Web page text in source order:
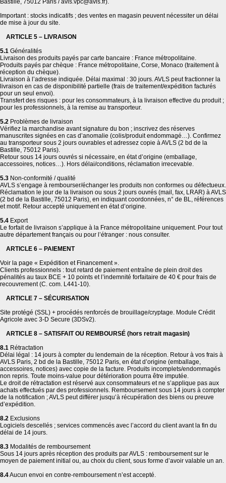
Bastille, 75012 Paris / avls.vpc@avls.fr).
Important : stocks indicatifs ; des ventes en magasin peuvent nécessiter un délai
de mise à jour du site.
ARTICLE 5 – LIVRAISON
5.1 Généralités
Livraison des produits payés par carte bancaire : France métropolitaine.
Produits payés par chèque : France métropolitaine, Corse, Monaco (traitement à
réception du chèque).
Livraison à l’adresse indiquée. Délai maximal : 30 jours. AVLS peut fractionner la
livraison en cas de disponibilité partielle (frais de traitement/expédition facturés
pour un seul envoi).
Transfert des risques : pour les consommateurs, à la livraison effective du produit ;
pour les professionnels, à la remise au transporteur.
5.2 Problèmes de livraison
Vérifiez la marchandise avant signature du bon ; inscrivez des réserves
manuscrites signées en cas d’anomalie (colis/produit endommagé…). Confirmez
au transporteur sous 2 jours ouvrables et adressez copie à AVLS (2 bd de la
Bastille, 75012 Paris).
Retour sous 14 jours ouvrés si nécessaire, en état d’origine (emballage,
accessoires, notices…). Hors délai/conditions, réclamation irrecevable.
5.3 Non-conformité / qualité
AVLS s’engage à rembourser/échanger les produits non conformes ou défectueux.
Réclamation le jour de la livraison ou sous 2 jours ouvrés (mail, fax, LRAR) à AVLS
(2 bd de la Bastille, 75012 Paris), en indiquant coordonnées, n° de BL, références
et motif. Retour accepté uniquement en état d’origine.
5.4 Export
Le forfait de livraison s’applique à la France métropolitaine uniquement. Pour tout
autre département français ou pour l’étranger : nous consulter.
ARTICLE 6 – PAIEMENT
Voir la page « Expédition et Financement ».
Clients professionnels : tout retard de paiement entraîne de plein droit des
pénalités au taux BCE + 10 points et l’indemnité forfaitaire de 40 € pour frais de
recouvrement (C. com. L441-10).
ARTICLE 7 – SÉCURISATION
Site protégé (SSL) + procédés renforcés de brouillage/cryptage. Module Crédit
Agricole avec 3-D Secure (3DSv2).
ARTICLE 8 – SATISFAIT OU REMBOURSÉ (hors retrait magasin)
8.1 Rétractation
Délai légal : 14 jours à compter du lendemain de la réception. Retour à vos frais à
AVLS Paris, 2 bd de la Bastille, 75012 Paris, en état d’origine (emballage,
accessoires, notices) avec copie de la facture. Produits incomplets/endommagés
non repris. Toute moins-value pour détérioration pourra être imputée.
Le droit de rétractation est réservé aux consommateurs et ne s’applique pas aux
achats effectués par des professionnels. Remboursement sous 14 jours à compter
de la notification ; AVLS peut différer jusqu’à récupération des biens ou preuve
d’expédition.
8.2 Exclusions
Logiciels descellés ; services commencés avec l’accord du client avant la fin du
délai de 14 jours.
8.3 Modalités de remboursement
Sous 14 jours après réception des produits par AVLS : remboursement sur le
moyen de paiement initial ou, au choix du client, sous forme d’avoir valable un an.
8.4Aucun envoi en contre-remboursement n’est accepté.